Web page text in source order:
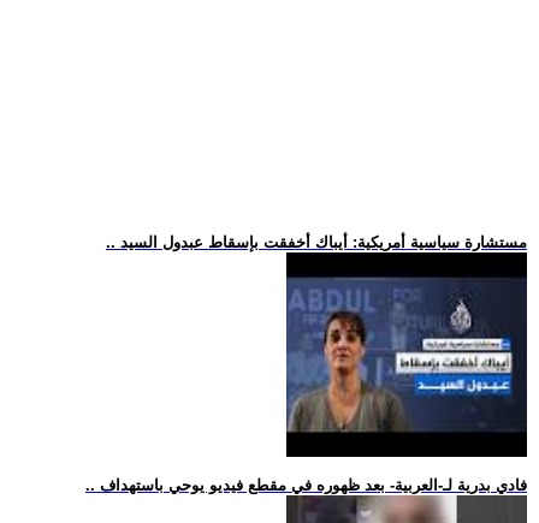
.. مستشارة سياسية أمريكية: أيباك أخفقت بإسقاط عبدول السيد
.. فادي بدرية لـ-العربية- بعد ظهوره في مقطع فيديو يوحي باستهداف